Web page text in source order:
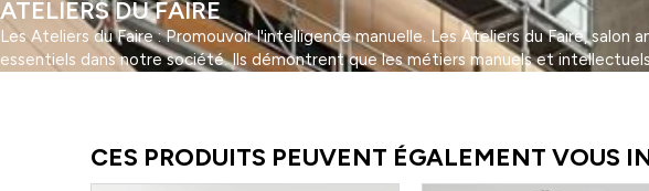
ATELIERS DU FAIRE
Les Ateliers du Faire : Promouvoir l'intelligence manuelle. Les Ateliers du Faire,
essentiels dans notre société. Ils démontrent que les métiers manuels et
CES PRODUITS PEUVENT ÉGALEMENT VOUS